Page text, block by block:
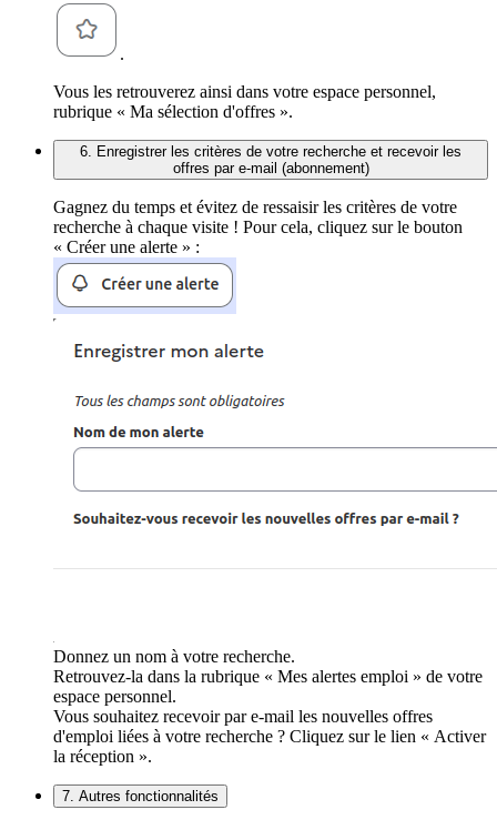
.
Vous les retrouverez ainsi dans votre espace personnel,
rubrique « Ma sélection d'offres ».
6. Enregistrer les critères de votre recherche et recevoir les
offres par e-mail (abonnement)
Gagnez du temps et évitez de ressaisir les critères de votre
recherche à chaque visite ! Pour cela, cliquez sur le bouton
« Créer une alerte » :
Donnez un nom à votre recherche.
Retrouvez-la dans la rubrique « Mes alertes emploi » de votre
espace personnel.
Vous souhaitez recevoir par e-mail les nouvelles offres
d'emploi liées à votre recherche ? Cliquez sur le lien « Activer
la réception ».
7. Autres fonctionnalités